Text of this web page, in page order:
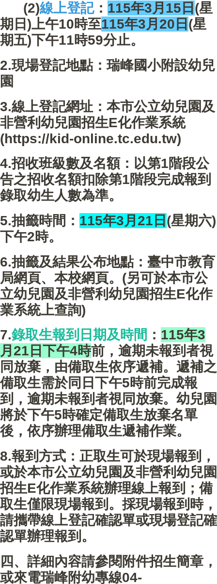
(2)線上登記： 115年3月15日 (星
期日)上午10時至115年3月20日 (星
期五)下午11時59分止。
2.現場登記地點：瑞峰國小附設幼兒
園
3.線上登記網址：本市公立幼兒園及
非營利幼兒園招生E化作業系統
(https://kid-online.tc.edu.tw)
4.招收班級數及名額：以第1階段公
告之招收名額扣除第1階段完成報到
錄取幼生人數為準。
5.抽籤時間： 115年3月21日 (星期六)
下午2時。
6.抽籤及結果公布地點：臺中市教育
局網頁、本校網頁。(另可於本市公
立幼兒園及非營利幼兒園招生E化作
業系統上查詢)
7.錄取生報到日期及時間 ： 115年3
月21日下午4時前，逾期未報到者視
同放棄，由備取生依序遞補。遞補之
備取生需於同日下午5時前完成報
到，逾期未報到者視同放棄。幼兒園
將於下午5時確定備取生放棄名單
後，依序辦理備取生遞補作業。
8.報到方式：正取生可於現場報到，
或於本市公立幼兒園及非營利幼兒園
招生E化作業系統辦理線上報到；備
取生僅限現場報到。採現場報到時，
請攜帶線上登記確認單或現場登記確
認單辦理報到。
四、詳細內容請參閱附件招生簡章，
或來電瑞峰附幼專線04-